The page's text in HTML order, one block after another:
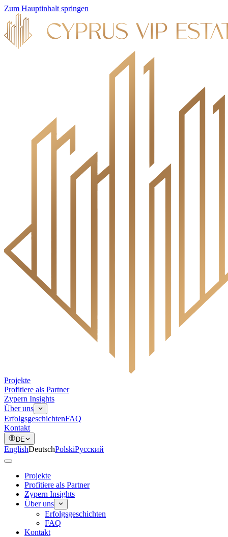
Zum Hauptinhalt springen
Projekte
Profitiere als Partner
Zypern Insights
Über uns
ErfolgsgeschichtenFAQ
Kontakt
DE
EnglishDeutschPolskiРусский
Projekte
Profitiere als Partner
Zypern Insights
Über uns
Erfolgsgeschichten
FAQ
Kontakt